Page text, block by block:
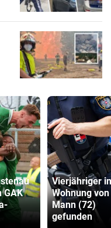
GAK
Vierjähriger in
Wohnung von
Mann (72)
gefunden